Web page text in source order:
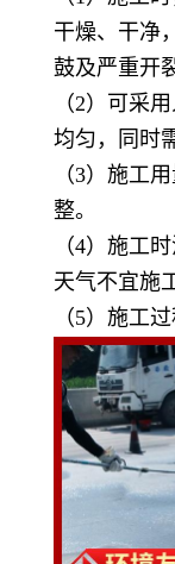
干燥、干净
鼓及严重开
（2）可采
均匀，同时
（3）施工
整。
（4）施工
天气不宜施
（5）施工